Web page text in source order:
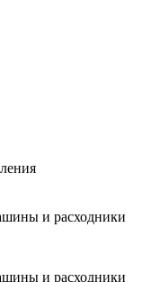
и расходники
и расходники